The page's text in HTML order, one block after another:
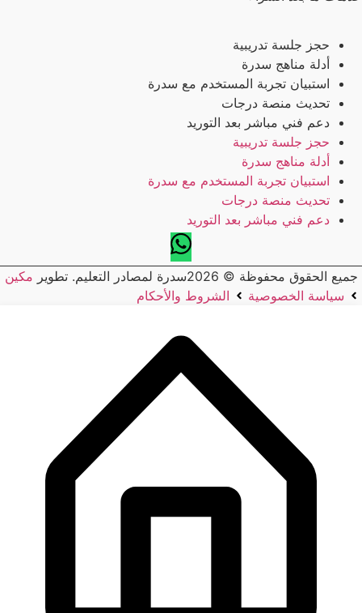
حجز جلسة تدريبية
أدلة مناهج سدرة
استبيان تجربة المستخدم مع سدرة
تحديث منصة درجات
دعم فني مباشر بعد التوريد
حجز جلسة تدريبية
أدلة مناهج سدرة
استبيان تجربة المستخدم مع سدرة
تحديث منصة درجات
دعم فني مباشر بعد التوريد
جميع الحقوق محفوظة © 2026سدرة لمصادر التعليم. تطوير
مكين
سياسة الخصوصية
الشروط والأحكام